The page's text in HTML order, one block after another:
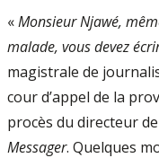
«Monsieur Njawé,
malade, vous devez
magistrale de
cour d’appel de la
procès du directeur
Messager. Quelques